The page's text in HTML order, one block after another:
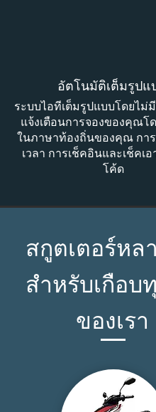
อัตโนมัติเต็มรูปแ
ระบบไอทีเต็มรูปแบบโดยไม่
แจ้งเตือนการจองของคุณโ
ในภาษาท้องถิ่นของคุณ กา
เวลา การเช็คอินและเช็คเ
โค้ด
สกูตเตอร์หล
สำหรับเกือบ
ของเรา